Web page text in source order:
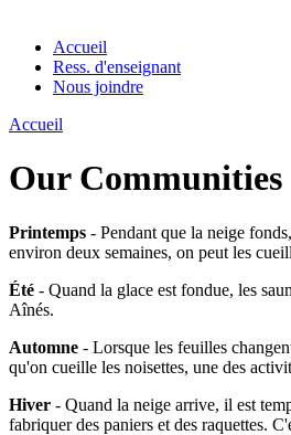
Accueil
Ress. d'enseignant
Nous joindre
Accueil
Our Communities
Printemps - Pendant que la neige
environ deux semaines, on peut les
Été - Quand la glace est fondue, les
Aînés.
Automne - Lorsque les feuilles
qu'on cueille les noisettes, une des
Hiver - Quand la neige arrive, il est
fabriquer des paniers et des raquettes.